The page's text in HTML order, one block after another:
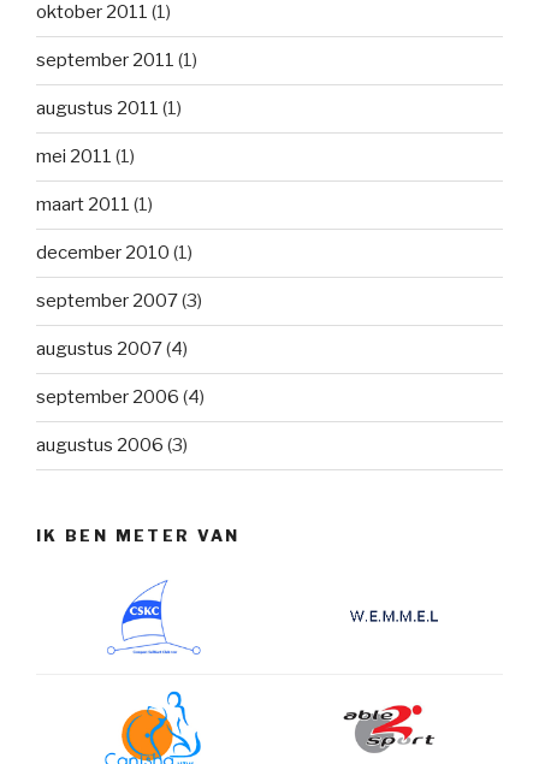
oktober 2011 (1)
september 2011 (1)
augustus 2011 (1)
mei 2011 (1)
maart 2011 (1)
december 2010 (1)
september 2007(3)
augustus 2007(4)
september 2006 (4)
augustus 2006 (3)
IK BEN METER VAN